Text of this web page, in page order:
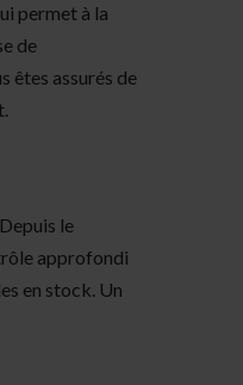
permet à la
de
êtes assurés de
le
approfondi
en stock. Un